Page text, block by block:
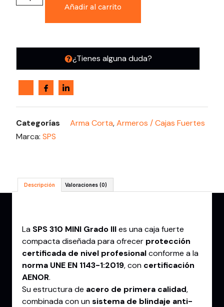
Añadir al carrito
¿Tienes alguna duda?
Categorías Arma Corta,Armeros / Cajas Fuertes
Marca: SPS
Descripción Valoraciones (0)
La SPS 310 MINI Grado IIIes una caja fuerte
compacta diseñada para ofrecer protección
certificada de nivel profesionalconforme a la
norma UNE EN 1143-1:2019, con certificación
AENOR.
Su estructura de acero de primera calidad,
combinada con unsistema de blindaje anti-